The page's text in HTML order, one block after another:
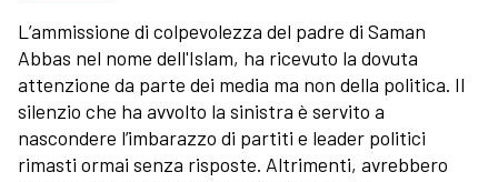
L’ammissione di colpevolezza del padre di Saman
Abbas nel nome dell'Islam, ha ricevuto la dovuta
attenzione da parte dei media ma non della politica. Il
silenzio che ha avvolto la sinistra è servito a
nascondere l’imbarazzo di partiti e leader politici
rimasti ormai senza risposte. Altrimenti, avrebbero